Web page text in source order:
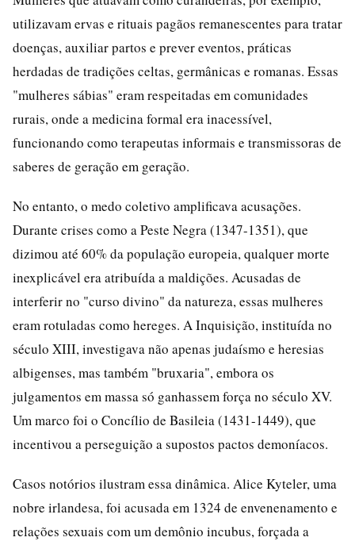
utilizavam ervas e rituais pagãos remanescentes para tratar
doenças, auxiliar partos e prever eventos, práticas
herdadas de tradições celtas, germânicas e romanas. Essas
"mulheres sábias" eram respeitadas em comunidades
rurais, onde a medicina formal era inacessível,
funcionando como terapeutas informais e transmissoras de
saberes de geração em geração.
No entanto, o medo coletivo amplificava acusações.
Durante crises como a Peste Negra (1347-1351), que
dizimou até 60% da população europeia, qualquer morte
inexplicável era atribuída a maldições. Acusadas de
interferir no "curso divino" da natureza, essas mulheres
eram rotuladas como hereges. A Inquisição, instituída no
século XIII, investigava não apenas judaísmo e heresias
albigenses, mas também "bruxaria", embora os
julgamentos em massa só ganhassem força no século XV.
Um marco foi o Concílio de Basileia (1431-1449), que
incentivou a perseguição a supostos pactos demoníacos.
Casos notórios ilustram essa dinâmica. Alice Kyteler, uma
nobre irlandesa, foi acusada em 1324 de envenenamento e
relações sexuais com um demônio incubus, forçada a